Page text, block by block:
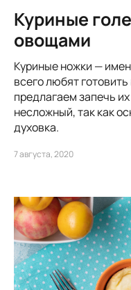
Куриные
овощами
Куриные ножки —
всего любят
предлагаем запечь
несложный, так как
духовка.
7 августа, 2020